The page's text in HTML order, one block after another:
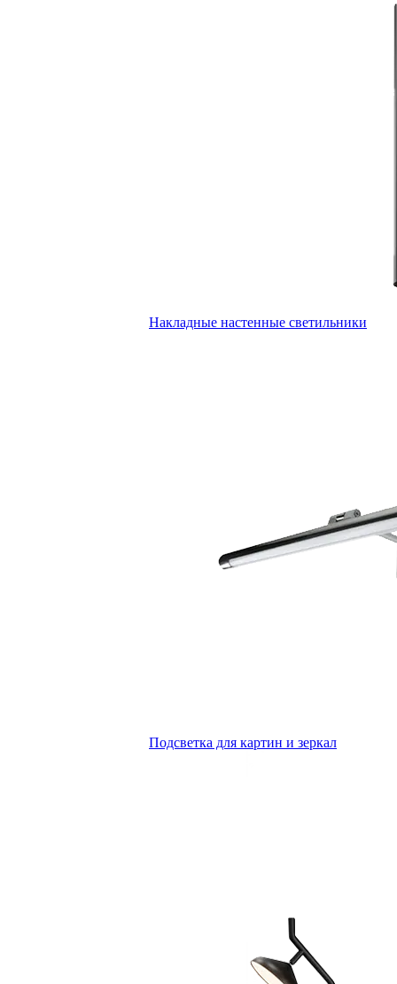
Накладные настенные светильники
Подсветка для картин и зеркал